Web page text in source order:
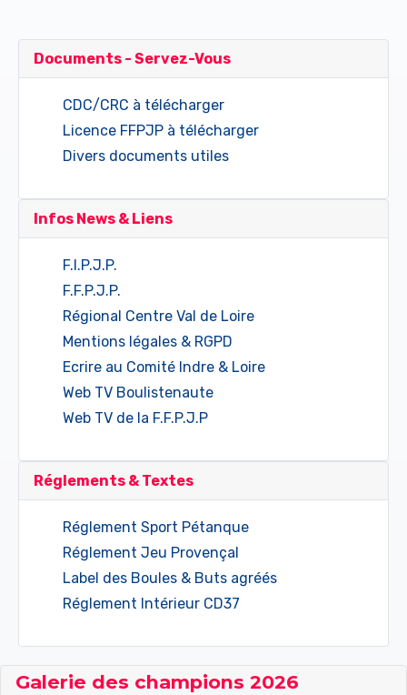
Galerie des champions 2026
Documents - Servez-Vous
CDC/CRC à télécharger
Licence FFPJP à télécharger
Divers documents utiles
Infos News & Liens
F.I.P.J.P.
F.F.P.J.P.
Régional Centre Val de Loire
Mentions légales & RGPD
Ecrire au Comité Indre & Loire
Web TV Boulistenaute
Web TV de la F.F.P.J.P
Réglements & Textes
Réglement Sport Pétanque
Réglement Jeu Provençal
Label des Boules & Buts agréés
Réglement Intérieur CD37